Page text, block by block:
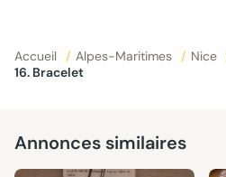
Accueil / Alpes-Maritimes / Nice
16. Bracelet
Annonces similaires